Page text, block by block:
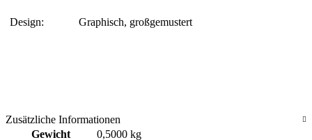
Design: Graphisch, großgemustert
Zusätzliche Informationen
Gewicht
0,5000 kg